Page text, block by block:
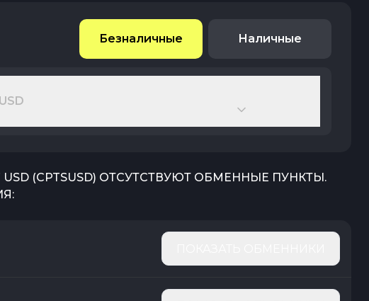
Безналичные Наличные
USD (CPTSUSD) ОТСУТСТВУЮТ ОБМЕННЫЕ ПУНКТЫ.